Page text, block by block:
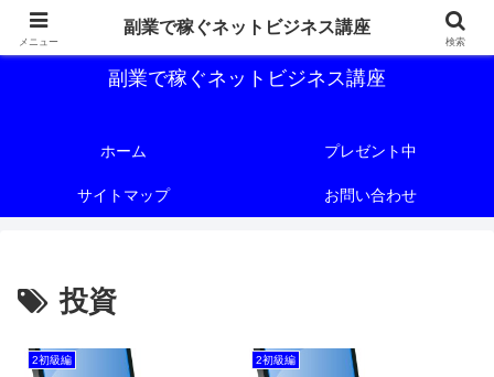
副業で稼ぐためのネットビジネス講座を公開しております。
副業で稼ぐネットビジネス講座
ホーム プレゼント中
サイトマップ お問い合わせ
投資
2初級編 2初級編
メニュー
副業で稼ぐネットビジネス講座
検索